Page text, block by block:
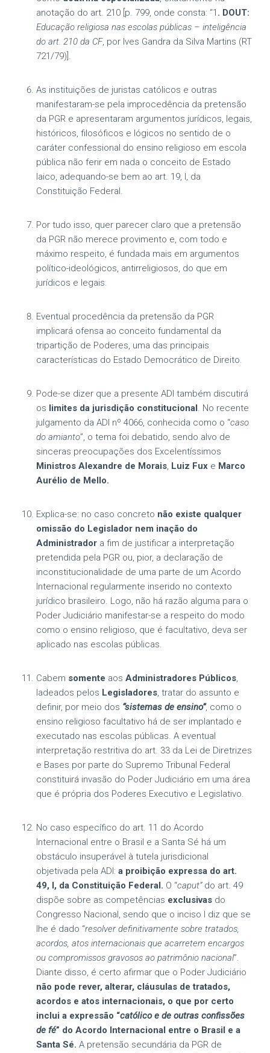
anotação do art. 210 [p. 799, onde consta: “1 . DOUT:
Educação religiosa nas escolas públicas – inteligência
do art. 210 da CF, por Ives Gandra da Silva Martins (RT
721/79)].
As instituições de juristas católicos e outras
manifestaram-se pela improcedência da pretensão
da PGR e apresentaram argumentos jurídicos, legais,
históricos, filosóficos e lógicos no sentido de o
caráter confessional do ensino religioso em escola
pública não ferir em nada o conceito de Estado
laico, adequando-se bem ao art. 19, I, da
Constituição Federal.
Por tudo isso, quer parecer claro que a pretensão
da PGR não merece provimento e, com todo e
máximo respeito, é fundada mais em argumentos
político-ideológicos, antirreligiosos, do que em
jurídicos e legais.
Eventual procedência da pretensão da PGR
implicará ofensa ao conceito fundamental da
tripartição de Poderes, uma das principais
características do Estado Democrático de Direito.
Pode-se dizer que a presente ADI também discutirá
os limites da jurisdição constitucional. No recente
julgamento da ADI nº 4066, conhecida como o “caso
do amianto”, o tema foi debatido, sendo alvo de
sinceras preocupações dos Excelentíssimos
Ministros Alexandre de Morais, Luiz Fux e Marco
Aurélio de Mello.
Explica-se: no caso concreto não existe qualquer
omissão do Legislador nem inação do
Administrador a fim de justificar a interpretação
pretendida pela PGR ou, pior, a declaração de
inconstitucionalidade de uma parte de um Acordo
Internacional regularmente inserido no contexto
jurídico brasileiro. Logo, não há razão alguma para o
Poder Judiciário manifestar-se a respeito do modo
como o ensino religioso, que é facultativo, deva ser
aplicado nas escolas públicas.
Cabem somente aos Administradores Públicos,
ladeados pelos Legisladores, tratar do assunto e
definir, por meio dos “sistemas de ensino”, como o
ensino religioso facultativo há de ser implantado e
executado nas escolas públicas. A eventual
interpretação restritiva do art. 33 da Lei de Diretrizes
e Bases por parte do Supremo Tribunal Federal
constituirá invasão do Poder Judiciário em uma área
que é própria dos Poderes Executivo e Legislativo.
No caso específico do art. 11 do Acordo
Internacional entre o Brasil e a Santa Sé há um
obstáculo insuperável à tutela jurisdicional
objetivada pela ADI: a proibição expressa do art.
49, I, da Constituição Federal. O “caput”do art. 49
dispõe sobre as competências exclusivas do
Congresso Nacional, sendo que o inciso I diz que se
lhe é dado “resolver definitivamente sobre tratados,
acordos, atos internacionais que acarretem encargos
ou compromissos gravosos ao patrimônio nacional”.
Diante disso, é certo afirmar que o Poder Judiciário
não pode rever, alterar, cláusulas de tratados,
acordos e atos internacionais, o que por certo
inclui a expressão “católico e de outras confissões
de fé” do Acordo Internacional entre o Brasil e a
Santa Sé. A pretensão secundária da PGR de